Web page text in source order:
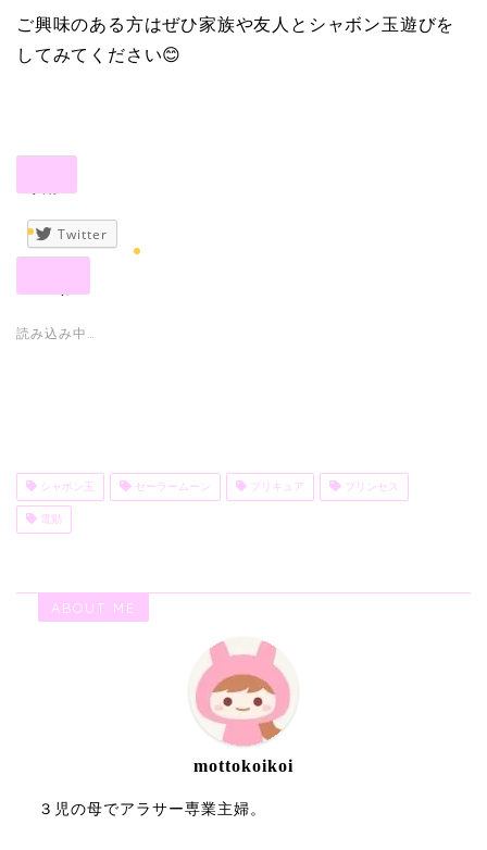
ご興味のある方はぜひ家族や友人とシャボン玉遊びを
してみてください😊
Twitter
読み込み中…
シャボン玉 セーラームーン プリキュア プリンセス
電動
ABOUT ME
mottokoikoi
３児の母でアラサー専業主婦。